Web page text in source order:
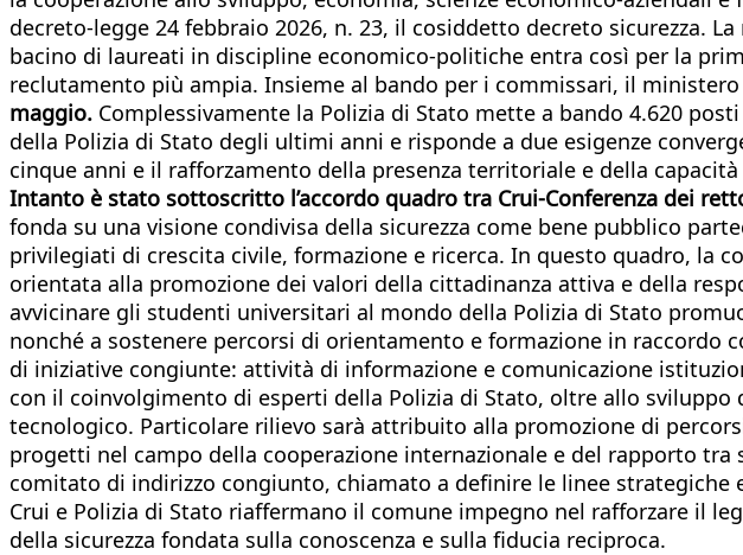
decreto-legge 24 febbraio 2026, n. 23, il cosiddetto decreto sicurezza.
bacino di laureati in discipline economico-politiche entra così per la
reclutamento più ampia. Insieme al bando per i commissari, il
maggio. Complessivamente la Polizia di Stato mette a bando 4.620
della Polizia di Stato degli ultimi anni e risponde a due esigenze
cinque anni e il rafforzamento della presenza territoriale e della
Intanto è stato sottoscritto l’accordo quadro tra Crui-Conferenza dei
fonda su una visione condivisa della sicurezza come bene pubblico
privilegiati di crescita civile, formazione e ricerca. In questo quadro, la
orientata alla promozione dei valori della cittadinanza attiva e della
avvicinare gli studenti universitari al mondo della Polizia di Stato
nonché a sostenere percorsi di orientamento e formazione in
di iniziative congiunte: attività di informazione e comunicazione
con il coinvolgimento di esperti della Polizia di Stato, oltre allo
tecnologico. Particolare rilievo sarà attribuito alla promozione di
progetti nel campo della cooperazione internazionale e del rapporto tra
comitato di indirizzo congiunto, chiamato a definire le linee strategiche
Crui e Polizia di Stato riaffermano il comune impegno nel rafforzare il
della sicurezza fondata sulla conoscenza e sulla fiducia reciproca.